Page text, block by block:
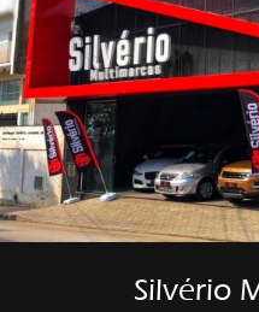
Silvério